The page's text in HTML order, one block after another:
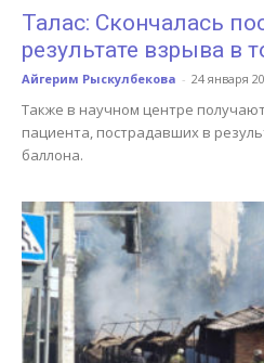
Талас: Скончалась
результате взрыва в
Айгерим Рыскулбекова - 24 января
Также в научном центре
пациента, пострадавших в
баллона.